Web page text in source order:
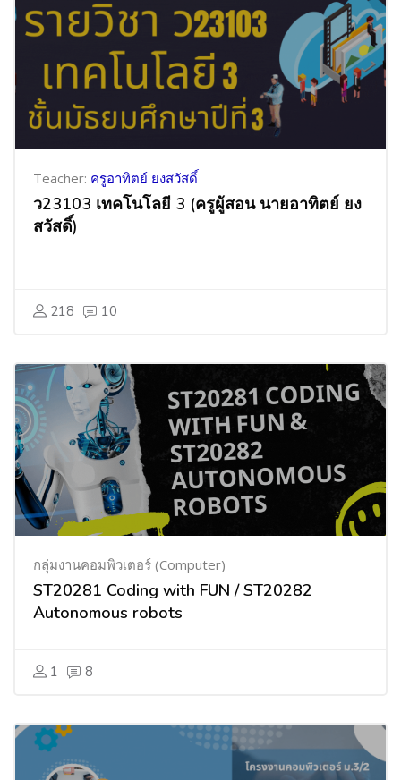
Teacher: ครูอาทิตย์ ยงสวัสดิ์
ว23103 เทคโนโลยี 3 (ครูผู้สอน นายอาทิตย์ ยง
สวัสดิ์)
218 10
กลุ่มงานคอมพิวเตอร์ (Computer)
ST20281 Coding with FUN / ST20282
Autonomous robots
1 8